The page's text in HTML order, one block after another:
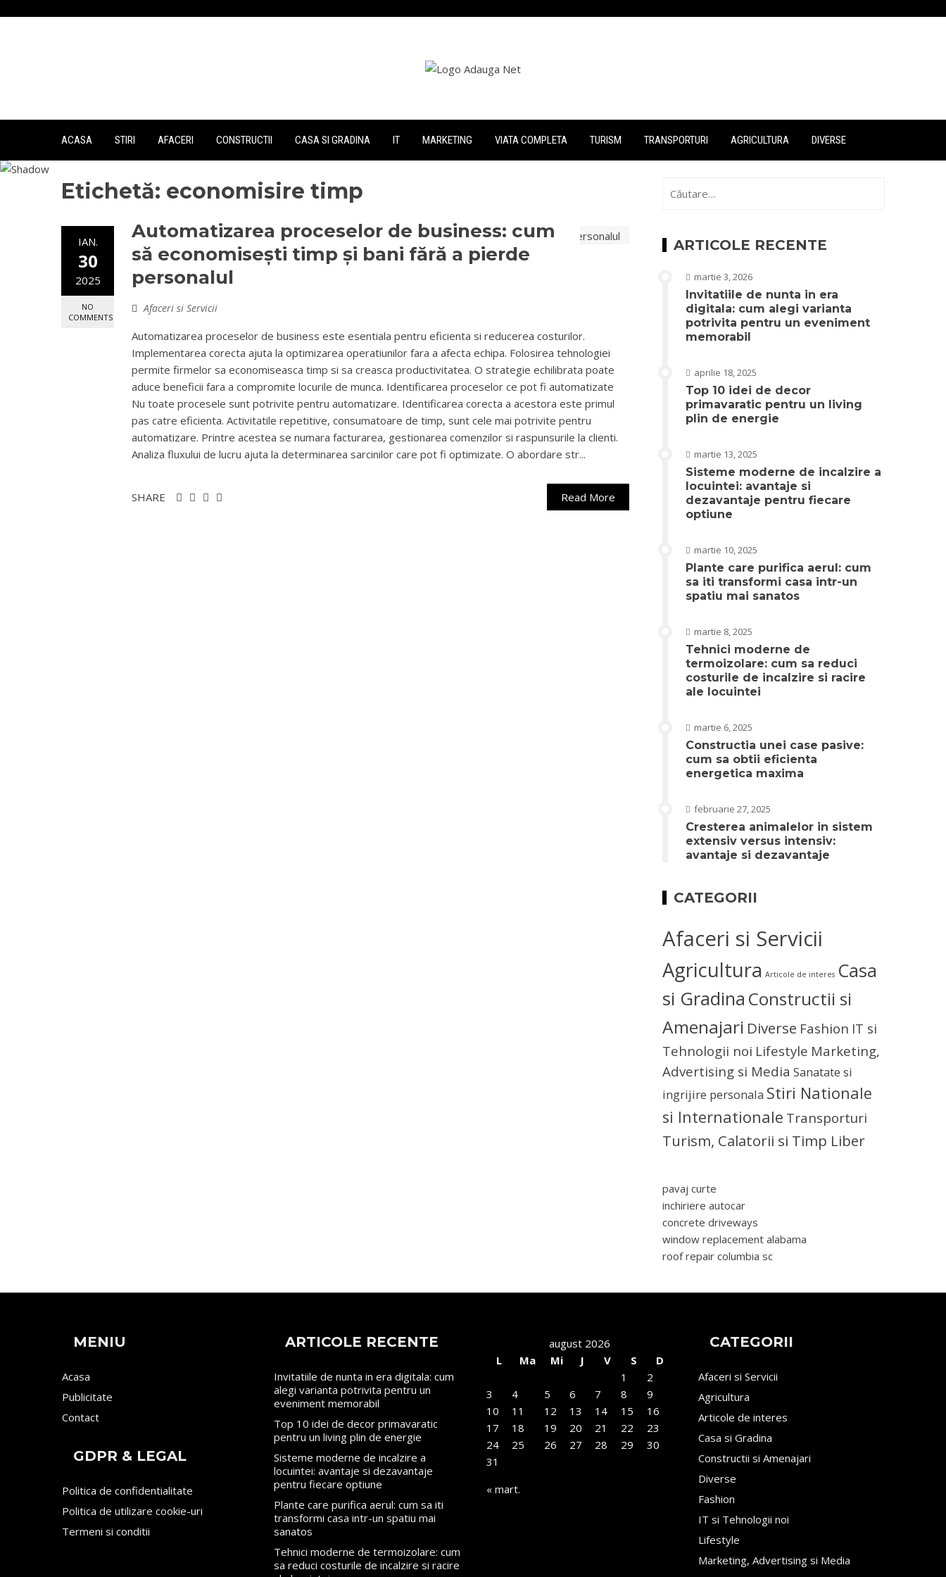
ACASA STIRI AFACERI CONSTRUCTII CASA SI GRADINA IT MARKETING VIATA COMPLETA TURISM TRANSPORTURI AGRICULTURA DIVERSE
Etichetă: economisire timp
IAN.
30
2025
NO
COMMENTS
Automatizarea proceselor de business: cum
să economisești timp și bani fără a pierde
personalul
Afaceri si Servicii
Automatizarea proceselor de business este esentiala pentru eficienta si reducerea costurilor.
Implementarea corecta ajuta la optimizarea operatiunilor fara a afecta echipa. Folosirea tehnologiei
permite firmelor sa economiseasca timp si sa creasca productivitatea. O strategie echilibrata poate
aduce beneficii fara a compromite locurile de munca. Identificarea proceselor ce pot fi automatizate
Nu toate procesele sunt potrivite pentru automatizare. Identificarea corecta a acestora este primul
pas catre eficienta. Activitatile repetitive, consumatoare de timp, sunt cele mai potrivite pentru
automatizare. Printre acestea se numara facturarea, gestionarea comenzilor si raspunsurile la clienti.
Analiza fluxului de lucru ajuta la determinarea sarcinilor care pot fi optimizate. O abordare str...
Read More
SHARE
după:
ARTICOLE RECENTE
martie 3, 2026
Invitatiile de nunta in era
digitala: cum alegi varianta
potrivita pentru un eveniment
memorabil
aprilie 18, 2025
Top 10 idei de decor
primavaratic pentru un living
plin de energie
martie 13, 2025
Sisteme moderne de incalzire a
locuintei: avantaje si
dezavantaje pentru fiecare
optiune
martie 10, 2025
Plante care purifica aerul: cum
sa iti transformi casa intr-un
spatiu mai sanatos
martie 8, 2025
Tehnici moderne de
termoizolare: cum sa reduci
costurile de incalzire si racire
ale locuintei
martie 6, 2025
Constructia unei case pasive:
cum sa obtii eficienta
energetica maxima
februarie 27, 2025
Cresterea animalelor in sistem
extensiv versus intensiv:
avantaje si dezavantaje
CATEGORII
Afaceri si Servicii
Agricultura Articole de interes Casa
si Gradina Constructii si
Amenajari Diverse Fashion IT si
Tehnologii noi Lifestyle Marketing,
Advertising si Media Sanatate si
ingrijire personala Stiri Nationale
si Internationale Transporturi
Turism, Calatorii si Timp Liber
pavaj curte
inchiriere autocar
concrete driveways
window replacement alabama
roof repair columbia sc
MENIU
Acasa
Publicitate
Contact
GDPR & LEGAL
Politica de confidentialitate
Politica de utilizare cookie-uri
Termeni si conditii
ARTICOLE RECENTE
Invitatiile de nunta in era digitala: cum
alegi varianta potrivita pentru un
eveniment memorabil
Top 10 idei de decor primavaratic
pentru un living plin de energie
Sisteme moderne de incalzire a
locuintei: avantaje si dezavantaje
pentru fiecare optiune
Plante care purifica aerul: cum sa iti
transformi casa intr-un spatiu mai
sanatos
Tehnici moderne de termoizolare: cum
sa reduci costurile de incalzire si racire
august 2026
L
Ma Mi J V S
D
1
2
3
4 5 6 7 8
9
10
11 12 13 14 15
16
17
18 19 20 21 22
23
24
25 26 27 28 29
30
31
« mart.
CATEGORII
Afaceri si Servicii
Agricultura
Articole de interes
Casa si Gradina
Constructii si Amenajari
Diverse
Fashion
IT si Tehnologii noi
Lifestyle
Marketing, Advertising si Media